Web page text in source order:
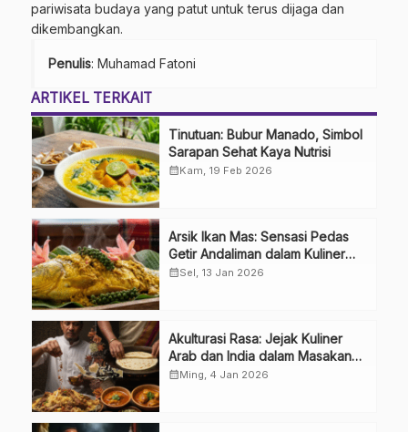
pariwisata budaya yang patut untuk terus dijaga dan
dikembangkan.
Penulis: Muhamad Fatoni
ARTIKEL TERKAIT
Tinutuan: Bubur Manado, Simbol
Sarapan Sehat Kaya Nutrisi
calendar_monthKam, 19 Feb 2026
Arsik Ikan Mas: Sensasi Pedas
Getir Andaliman dalam Kuliner
Khas Batak
calendar_monthSel, 13 Jan 2026
Akulturasi Rasa: Jejak Kuliner
Arab dan India dalam Masakan
Nusantara
calendar_monthMing, 4 Jan 2026